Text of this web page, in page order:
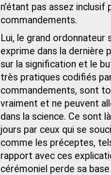
n’étant pas assez
commandements.
Lui, le grand
exprime dans la dernière
sur la signification et le
très pratiques codifiés
commandements, sont
vraiment et ne peuvent
dans la science. Ce sont
jours par ceux qui se
comme les préceptes,
rapport avec ces
cérémoniel perde sa